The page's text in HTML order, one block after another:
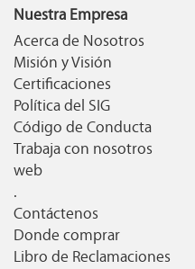
Nuestra Empresa
Acerca de Nosotros
Misión y Visión
Certificaciones
Política del SIG
Código de Conducta
Trabaja con nosotros
web
.
Contáctenos
Donde comprar
Libro de Reclamaciones